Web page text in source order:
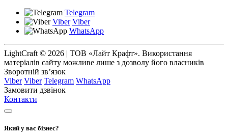
Telegram
Viber Viber
WhatsApp
LightCraft © 2026 | ТОВ «Лайт Крафт». Використання
матеріалів сайту можливе лише з дозволу його власників
Зворотній зв’язок
Viber Viber Telegram WhatsApp
Замовити дзвінок
Контакти
Який у вас бізнес?